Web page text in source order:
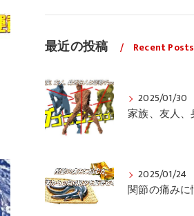
最近の投稿 Recent Posts
2025/01/30
2025/01/24